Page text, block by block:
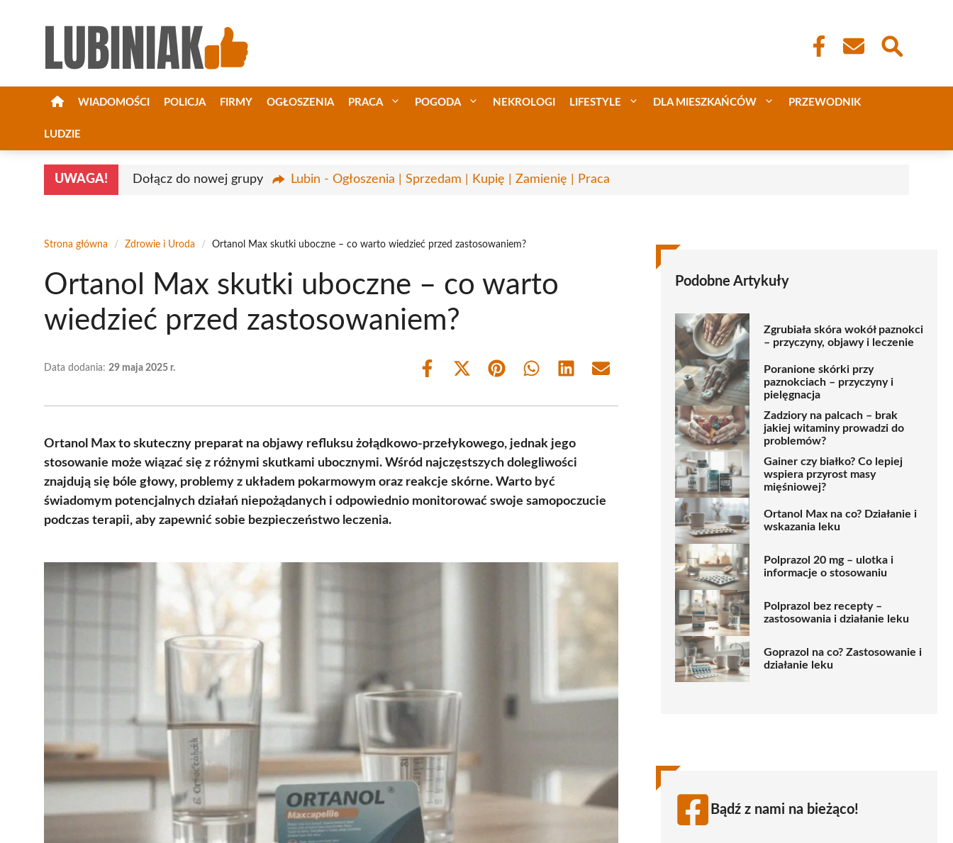
WIADOMOŚCI POLICJA FIRMY OGŁOSZENIA PRACA POGODA NEKROLOGI LIFESTYLE DLA MIESZKAŃCÓW PRZEWODNIK
LUDZIE
UWAGA! Dołącz do nowej grupy Lubin - Ogłoszenia | Sprzedam | Kupię | Zamienię | Praca
Strona główna / Zdrowie i Uroda / Ortanol Max skutki uboczne – co warto wiedzieć przed zastosowaniem?
Ortanol Max skutki uboczne – co warto
wiedzieć przed zastosowaniem?
Data dodania: 29 maja 2025 r.
Share
Share
(Twitter)
Share Share Share Share
Ortanol Max to skuteczny preparat na objawy refluksu żołądkowo-przełykowego, jednak jego
stosowanie może wiązać się z różnymi skutkami ubocznymi. Wśród najczęstszych dolegliwości
znajdują się bóle głowy, problemy z układem pokarmowym oraz reakcje skórne. Warto być
świadomym potencjalnych działań niepożądanych i odpowiednio monitorować swoje samopoczucie
podczas terapii, aby zapewnić sobie bezpieczeństwo leczenia.
Podobne Artykuły
Zgrubiała skóra wokół paznokci
– przyczyny, objawy i leczenie
Poranione skórki przy
paznokciach – przyczyny i
pielęgnacja
Zadziory na palcach – brak
jakiej witaminy prowadzi do
problemów?
Gainer czy białko? Co lepiej
wspiera przyrost masy
mięśniowej?
Ortanol Max na co? Działanie i
wskazania leku
Polprazol 20 mg – ulotka i
informacje o stosowaniu
Polprazol bez recepty –
zastosowania i działanie leku
Goprazol na co? Zastosowanie i
działanie leku
Bądź z nami na bieżąco!